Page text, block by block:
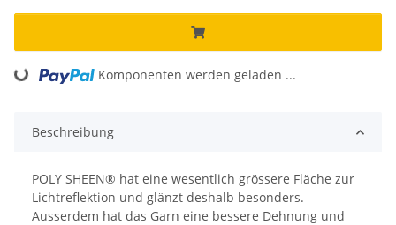
Loading... Komponenten werden geladen ...
Beschreibung
POLY SHEEN® hat eine wesentlich grössere Fläche zur
Lichtreflektion und glänzt deshalb besonders.
Ausserdem hat das Garn eine bessere Dehnung und